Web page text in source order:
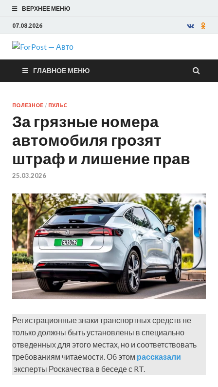
ВЕРХНЕЕ МЕНЮ
07.08.2026
ForPost —
Авто
ГЛАВНОЕ МЕНЮ
ПОЛЕЗНОЕ / ПУЛЬС
За грязные номера
автомобиля грозят
штраф и лишение прав
25.03.2026
Регистрационные знаки транспортных средств не
только должны быть установлены в специально
отведенных для этого местах, но и соответствовать
требованиям читаемости. Об этом рассказали
эксперты Роскачества в беседе с RT.